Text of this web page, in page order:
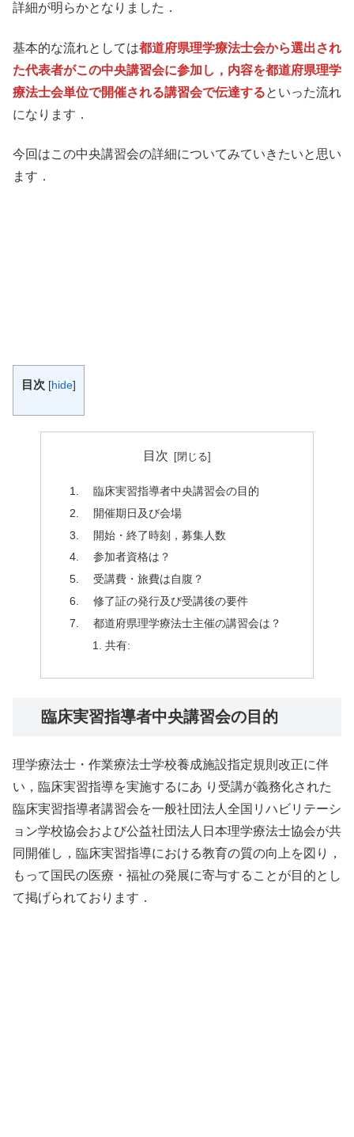
詳細が明らかとなりました．
基本的な流れとしては都道府県理学療法士会から選出され
た代表者がこの中央講習会に参加し，内容を都道府県理学
療法士会単位で開催される講習会で伝達するといった流れ
になります．
今回はこの中央講習会の詳細についてみていきたいと思い
ます．
目次 [hide]
目次
臨床実習指導者中央講習会の目的
開催期日及び会場
開始・終了時刻，募集人数
参加者資格は？
受講費・旅費は自腹？
修了証の発行及び受講後の要件
都道府県理学療法士主催の講習会は？
共有:
臨床実習指導者中央講習会の目的
理学療法士・作業療法士学校養成施設指定規則改正に伴
い，臨床実習指導を実施するにあ り受講が義務化された
臨床実習指導者講習会を一般社団法人全国リハビリテーシ
ョン学校協会および公益社団法人日本理学療法士協会が共
同開催し，臨床実習指導における教育の質の向上を図り，
もって国民の医療・福祉の発展に寄与することが目的とし
て掲げられております．